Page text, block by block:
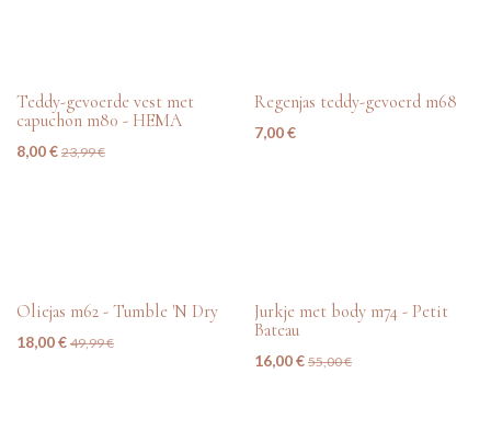
tweedehands
Teddy-gevoerde vest met
capuchon m80 - HEMA
8,00€ 23,99€
tweedehands
Regenjas teddy-gevoerd m68
7,00€
tweedehands
Oliejas m62 - Tumble 'N Dry
18,00€ 49,99€ tweedehands
Jurkje met body m74 - Petit
Bateau
16,00€ 55,00€